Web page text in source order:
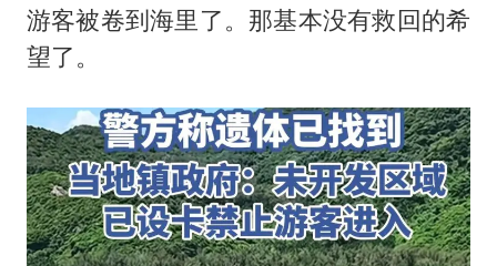
游客被卷到海里了。那基本没有救回的希
望了。